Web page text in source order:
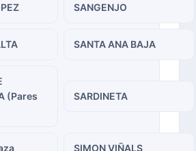
SANGENJO
SANTA ANA BAJA
(Pares
SARDINETA
SIMON VIÑALS